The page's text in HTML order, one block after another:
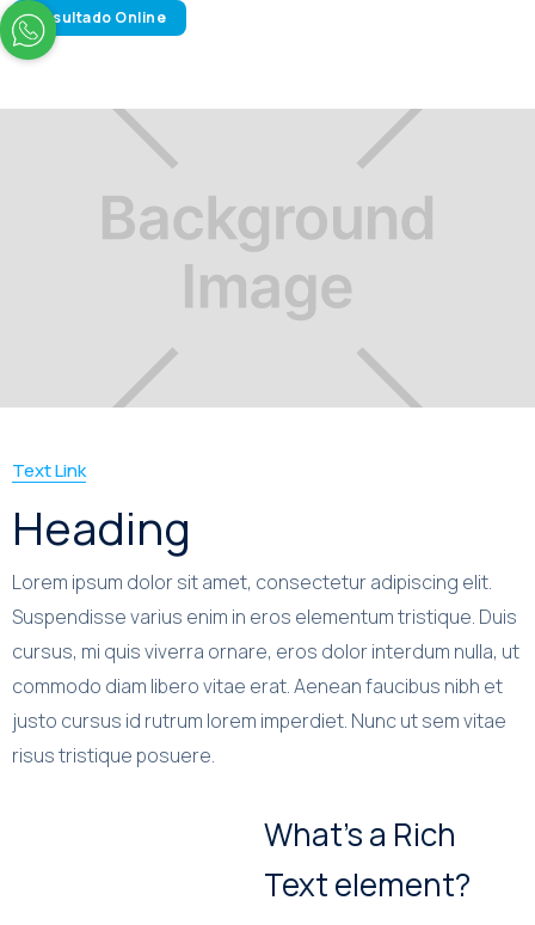
Resultado Online
Text Link
Heading
Lorem ipsum dolor sit amet, consectetur adipiscing elit.
Suspendisse varius enim in eros elementum tristique. Duis
cursus, mi quis viverra ornare, eros dolor interdum nulla, ut
commodo diam libero vitae erat. Aenean faucibus nibh et
justo cursus id rutrum lorem imperdiet. Nunc ut sem vitae
risus tristique posuere.
What’s a Rich
Text element?